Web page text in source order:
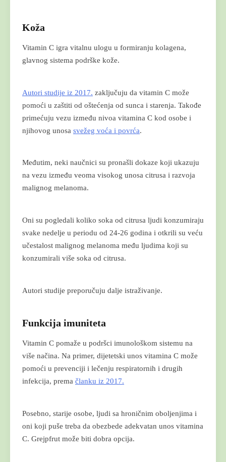
Koža
Vitamin C igra vitalnu ulogu u formiranju kolagena,
glavnog sistema podrške kože.
Autori studije iz 2017. zaključuju da vitamin C može
pomoći u zaštiti od oštećenja od sunca i starenja. Takođe
primećuju vezu između nivoa vitamina C kod osobe i
njihovog unosa svežeg voća i povrća.
Međutim, neki naučnici su pronašli dokaze koji ukazuju
na vezu između veoma visokog unosa citrusa i razvoja
malignog melanoma.
Oni su pogledali koliko soka od citrusa ljudi konzumiraju
svake nedelje u periodu od 24-26 godina i otkrili su veću
učestalost malignog melanoma među ljudima koji su
konzumirali više soka od citrusa.
Autori studije preporučuju dalje istraživanje.
Funkcija imuniteta
Vitamin C pomaže u podršci imunološkom sistemu na
više načina. Na primer, dijetetski unos vitamina C može
pomoći u prevenciji i lečenju respiratornih i drugih
infekcija, prema članku iz 2017.
Posebno, starije osobe, ljudi sa hroničnim oboljenjima i
oni koji puše treba da obezbede adekvatan unos vitamina
C. Grejpfrut može biti dobra opcija.